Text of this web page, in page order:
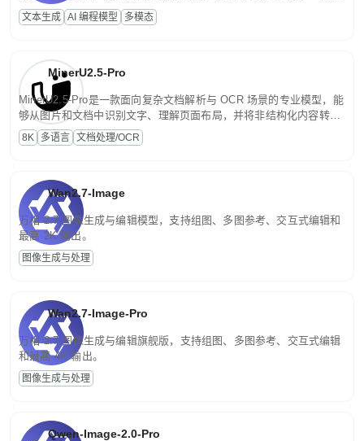
话端到端交付生产级成果。原生视觉理解贯穿规划、执行与验证全流
程，支持超长文档与长视频的深度语义解析。长程任务中自主规划与
文本生成 AI 编程模型 多模态
MinerU2.5-Pro
MinerU2.5-Pro是一款面向复杂文档解析与 OCR 场景的专业模型，能
够从图片和文档中识别文字、理解页面布局，并将非结构化内容转换
为便于存储、检索和二次处理的结构化结果。
8K 多语言 文档处理/OCR
Wan2.7-Image
万相 2.7 图像生成与编辑模型，支持组图、多图参考、交互式编辑和
最高 2K 输出。
图像生成与处理
Wan2.7-Image-Pro
万相 2.7 图像生成与编辑旗舰版，支持组图、多图参考、交互式编辑
和最高 4K 输出。
图像生成与处理
Qwen-Image-2.0-Pro